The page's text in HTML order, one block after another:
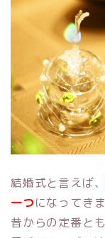
結婚式と言えば
一つになってき
昔からの定番と